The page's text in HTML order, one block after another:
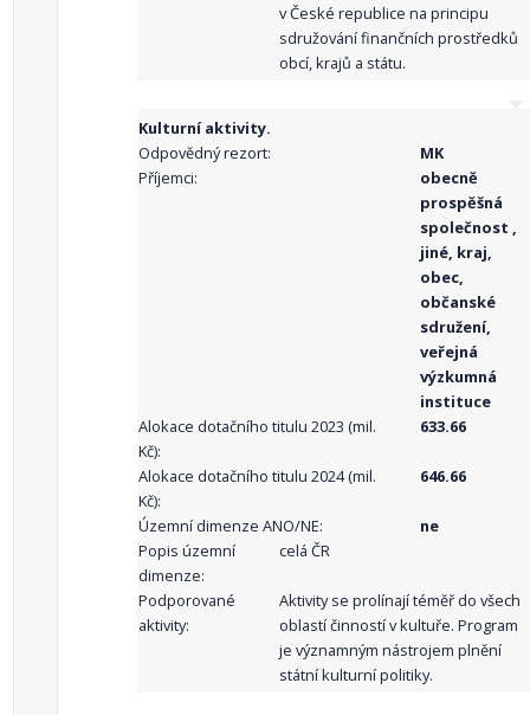
v České republice na principu
sdružování finančních prostředků
obcí, krajů a státu.
Kulturní aktivity.
Odpovědný rezort:
MK
Příjemci:
obecně
prospěšná
společnost ,
jiné, kraj,
obec,
občanské
sdružení,
veřejná
výzkumná
instituce
Alokace dotačního titulu 2023 (mil.
Kč):
633.66
Alokace dotačního titulu 2024 (mil.
Kč):
646.66
Územní dimenze ANO/NE:
ne
Popis územní
dimenze:
celá ČR
Podporované
aktivity:
Aktivity se prolínají téměř do všech
oblastí činností v kultuře. Program
je významným nástrojem plnění
státní kulturní politiky.